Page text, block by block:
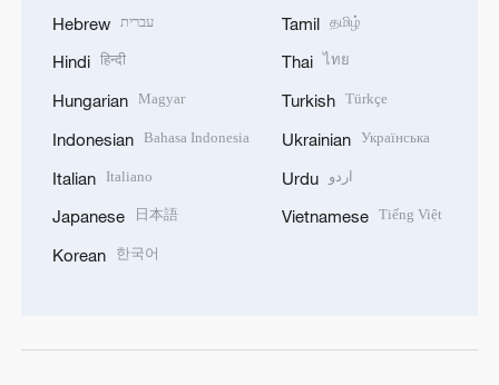
Hebrew עברית
Hindi हिन्दी
Hungarian Magyar
Indonesian Bahasa Indonesia
Italian Italiano
Japanese 日本語
Korean 한국어
Tamil தமிழ்
Thai ไทย
Turkish Türkçe
Ukrainian Українська
Urdu اردو
Vietnamese Tiếng Việt